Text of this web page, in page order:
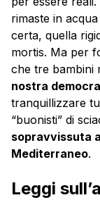
rimaste in
certa, quella
mortis. Ma per
che tre bambini
nostra
tranquillizzare
“buonisti” di
sopravvissuta
Mediterraneo.
Leggi